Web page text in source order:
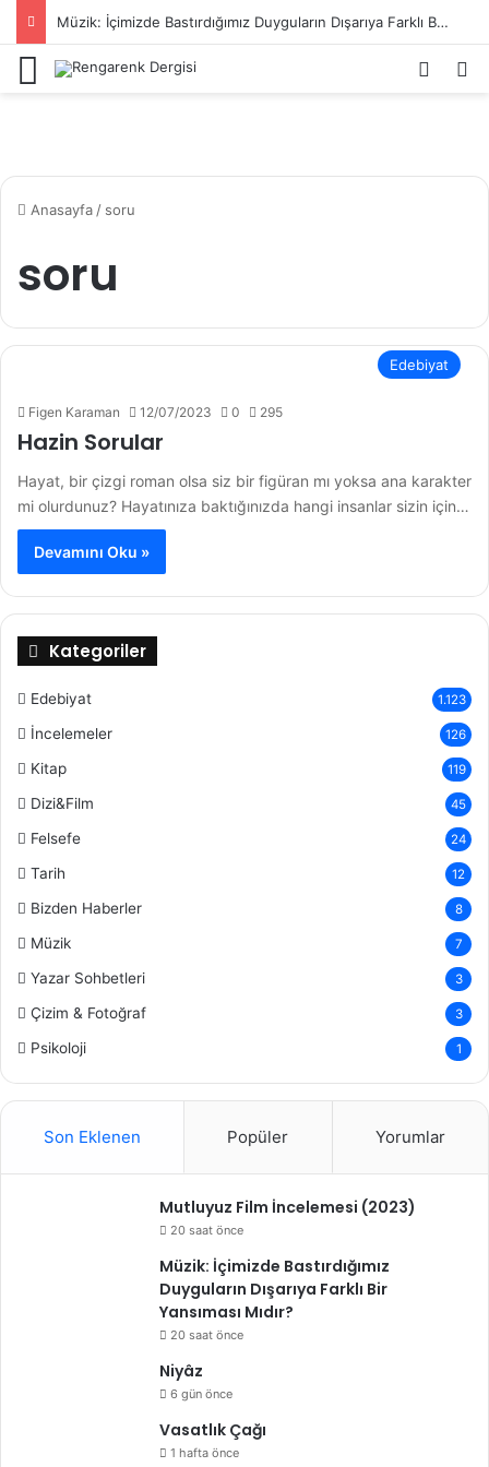
Müzik: İçimizde Bastırdığımız Duyguların Dışarıya Farklı Bir Yansıması Mıdır?
Menü Kayıt
Anasayfa / soru
soru
Edebiyat
Figen Karaman 12/07/2023 0 295
Hazin Sorular
Hayat, bir çizgi roman olsa siz bir figüran mı yoksa ana karakter
mi olurdunuz? Hayatınıza baktığınızda hangi insanlar sizin için…
Devamını Oku »
Kategoriler
Edebiyat 1.123
İncelemeler 126
Kitap 119
Dizi&Film 45
Felsefe 24
Tarih 12
Bizden Haberler 8
Müzik 7
Yazar Sohbetleri 3
Çizim & Fotoğraf 3
Psikoloji 1
Son Eklenen Popüler Yorumlar
Mutluyuz Film İncelemesi (2023)
20 saat önce
Müzik: İçimizde Bastırdığımız
Duyguların Dışarıya Farklı Bir
Yansıması Mıdır?
20 saat önce
Niyâz
6 gün önce
Vasatlık Çağı
1 hafta önce